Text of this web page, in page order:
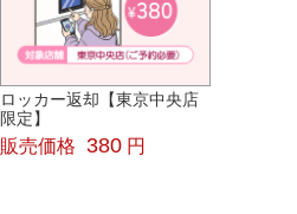
ロッカー返却【東京中央店
限定】
販売価格 380 円